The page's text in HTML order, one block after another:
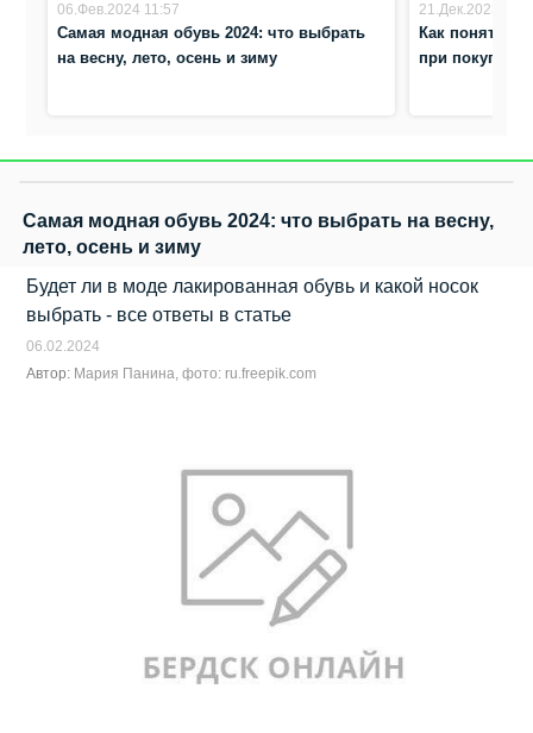
06.Фев.2024 11:57
Самая модная обувь 2024: что выбрать
на весну, лето, осень и зиму
21.Дек.2023
Как понять,
при покупке?
Самая модная обувь 2024: что выбрать на весну,
лето, осень и зиму
Будет ли в моде лакированная обувь и какой носок
выбрать - все ответы в статье
06.02.2024
Автор: Мария Панина, фото: ru.freepik.com